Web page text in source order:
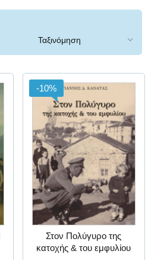
-10%
Στον Πολύγυρο της
κατοχής & του εμφυλίου